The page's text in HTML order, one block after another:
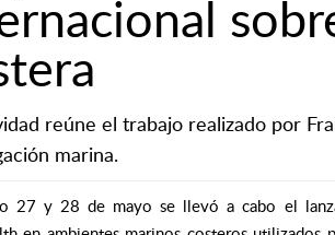
reúne el trabajo realizado por
marina.
27 y 28 de mayo se llevó a cabo el